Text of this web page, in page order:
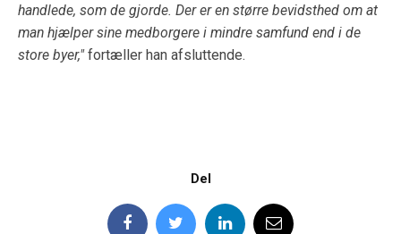
handlede, som de gjorde. Der er en større bevidsthed om at
man hjælper sine medborgere i mindre samfund end i de
store byer,"fortæller han afsluttende.
Del